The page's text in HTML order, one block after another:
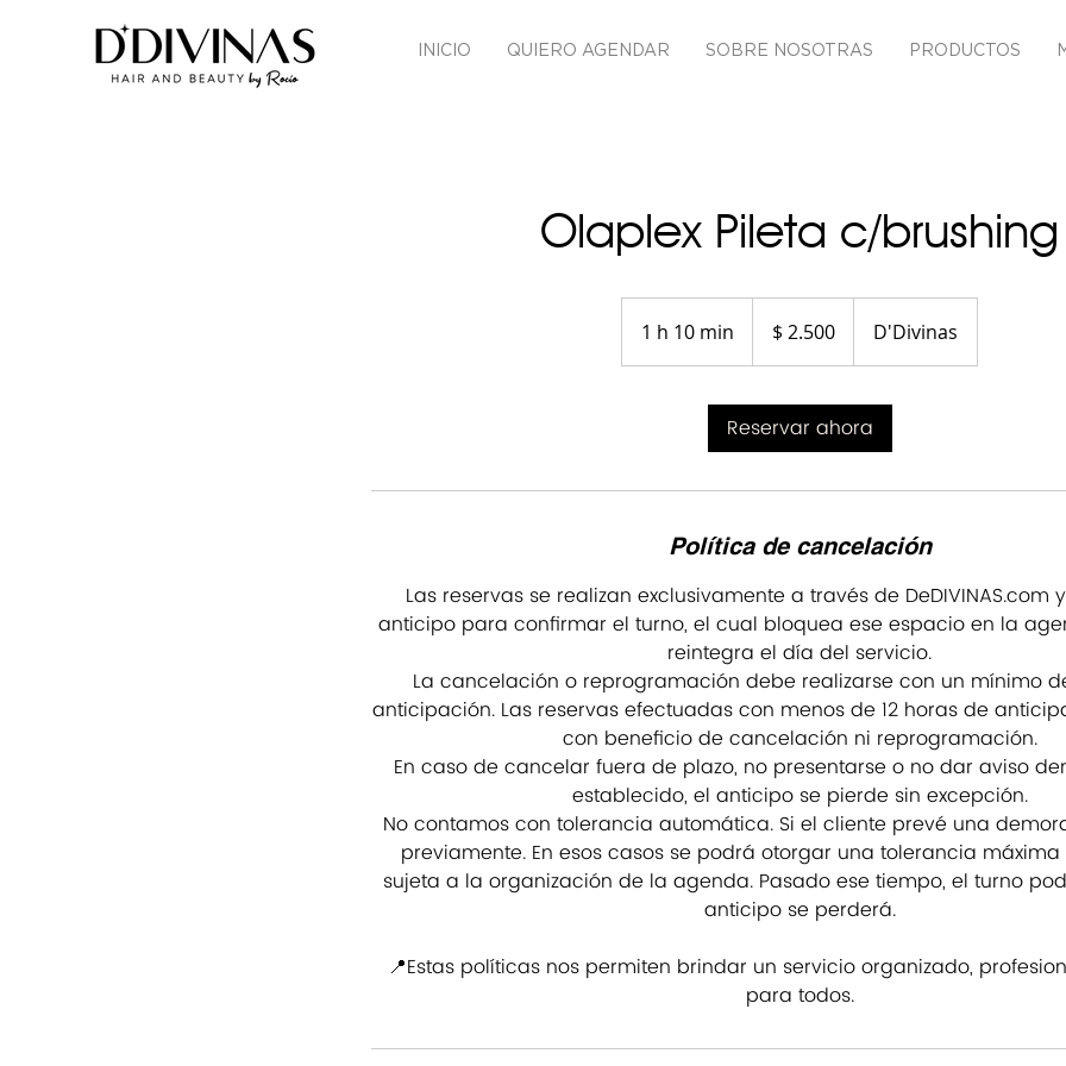
INICIO QUIERO AGENDAR SOBRE NOSOTRAS PRODUCTOS
Olaplex Pileta c/brushing
1 h 10 min
0
uruguayos
$ 2.500 D'Divinas
Reservar ahora
Política de cancelación
Las reservas se realizan exclusivamente a través de DeDIVINAS.com
anticipo para confirmar el turno, el cual bloquea ese espacio en la
reintegra el día del servicio.
La cancelación o reprogramación debe realizarse con un mínimo
anticipación. Las reservas efectuadas con menos de 12 horas de
con beneficio de cancelación ni reprogramación.
En caso de cancelar fuera de plazo, no presentarse o no dar aviso
establecido, el anticipo se pierde sin excepción.
No contamos con tolerancia automática. Si el cliente prevé una
previamente. En esos casos se podrá otorgar una tolerancia máxima
sujeta a la organización de la agenda. Pasado ese tiempo, el turno
anticipo se perderá.
📍Estas políticas nos permiten brindar un servicio organizado,
para todos.